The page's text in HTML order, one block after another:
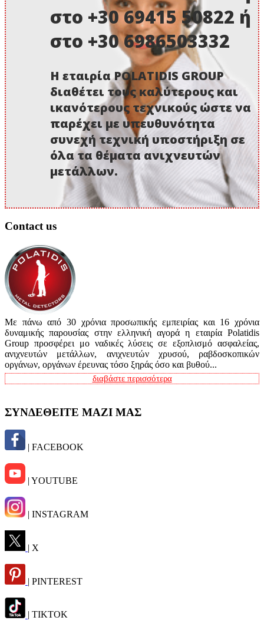
στο +30 69415 50822 ή
στο +30 6986503332
Η εταιρία POLATIDIS GROUP
διαθέτει τους καλύτερους και
ικανότερους τεχνικούς ώστε να
παρέχει με υπευθυνότητα
συνεχή τεχνική υποστήριξη σε
όλα τα θέματα ανιχνευτών
μετάλλων.
Contact us
Με πάνω από 30 χρόνια προσωπικής εμπειρίας και 16 χρόνια
δυναμικής παρουσίας στην ελληνική αγορά η εταιρία Polatidis
Group προσφέρει μο ναδικές λύσεις σε εξοπλισμό ασφαλείας,
ανιχνευτών μετάλλων, ανιχνευτών χρυσού, ραβδοσκοπικών
οργάνων, οργάνων έρευνας τόσο ξηράς όσο και βυθού...
διαβάστε περισσότερα
ΣΥΝΔΕΘΕΙΤΕ ΜΑΖΙ ΜΑΣ
| FACEBOOK
| YOUTUBE
| INSTAGRAM
| X
| PINTEREST
| TIKTOK